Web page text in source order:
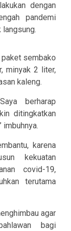
dengan
pandemi
paket sembako
minyak 2 liter,
kaleng.
berharap
ditingkatkan
imbuhnya.
karena
kekuatan
covid-19,
terutama
agar
bagi